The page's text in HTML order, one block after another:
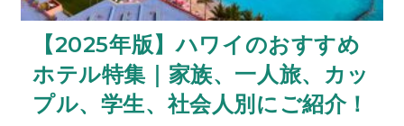
【2025年版】ハワイのおすすめ
ホテル特集｜家族、一人旅、カッ
プル、学生、社会人別にご紹介！